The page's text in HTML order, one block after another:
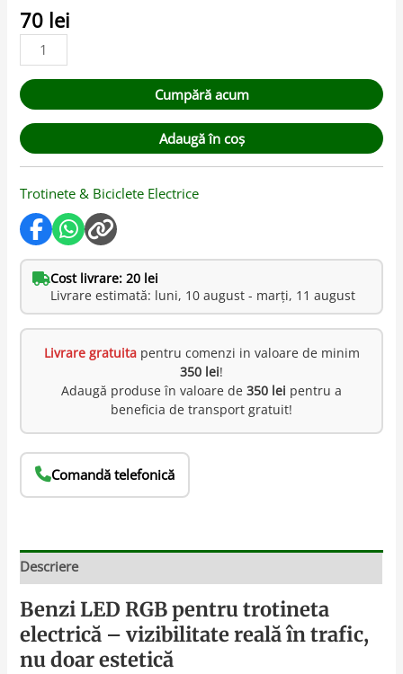
70 lei
Cumpără acum
Adaugă în coș
Trotinete & Biciclete Electrice
Cost livrare: 20 lei
Livrare estimată: luni, 10 august - marți, 11 august
Livrare gratuitapentru comenzi in valoare de minim
350 lei!
Adaugă produse în valoare de 350 lei pentru a
beneficia de transport gratuit!
Comandă telefonică
Descriere
Benzi LED RGB pentru trotineta
electrică – vizibilitate reală în trafic,
nu doar estetică